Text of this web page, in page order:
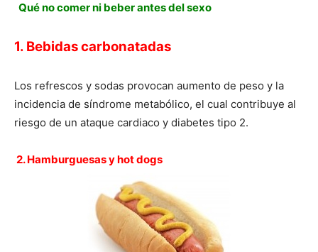
Qué no comer ni beber antes del sexo
1. Bebidas carbonatadas
Los refrescos y sodas provocan aumento de peso y la
incidencia de síndrome metabólico, el cual contribuye al
riesgo de un ataque cardiaco y diabetes tipo 2.
2. Hamburguesas y hot dogs